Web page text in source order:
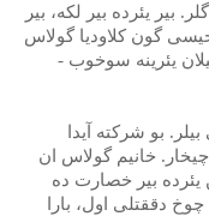
بیر یئرده بیر لکه، بیر
گون کلاودیا گولاس
یئرینه سوخوب -
بو شرکته آیدا
چیخار. خانیم گولاس ان
یئرده بیر خصارت ده
دققتلی اول، بارا